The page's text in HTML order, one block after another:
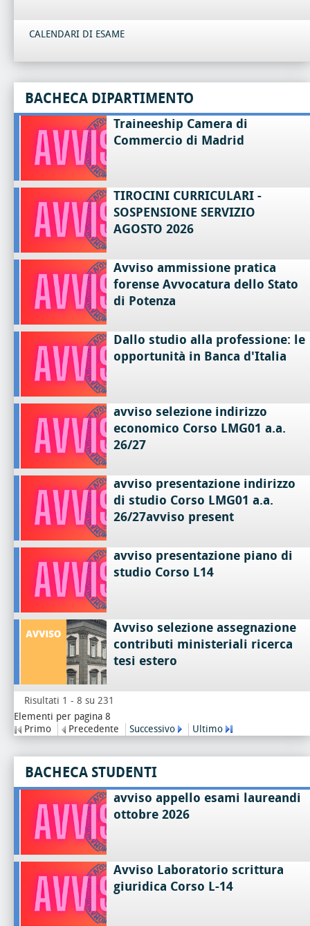
CALENDARI DI ESAME
BACHECA DIPARTIMENTO
Traineeship Camera di
Commercio di Madrid
TIROCINI CURRICULARI -
SOSPENSIONE SERVIZIO
AGOSTO 2026
Avviso ammissione pratica
forense Avvocatura dello Stato
di Potenza
Dallo studio alla professione: le
opportunità in Banca d'Italia
avviso selezione indirizzo
economico Corso LMG01 a.a.
26/27
avviso presentazione indirizzo
di studio Corso LMG01 a.a.
26/27avviso present
avviso presentazione piano di
studio Corso L14
Avviso selezione assegnazione
contributi ministeriali ricerca
tesi estero
Risultati 1 - 8 su 231
Elementi per pagina 8
Primo
Precedente Successivo Ultimo
BACHECA STUDENTI
avviso appello esami laureandi
ottobre 2026
Avviso Laboratorio scrittura
giuridica Corso L-14